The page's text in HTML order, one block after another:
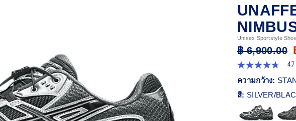
Unisex Sportstyle
฿ 6,900.00
4.7
จาก
5
ดาว
ค่า
คะแนน
เฉลี่ย
4.7
ความกว้าง:
สี: SILVER/